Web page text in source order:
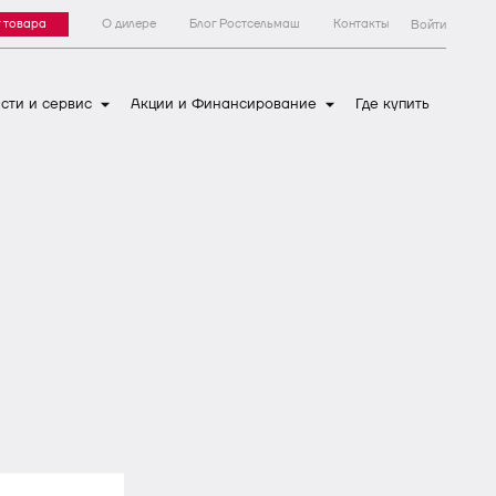
товара О дилере Блог Ростсельмаш Контакты Войти
и сервис Акции и Финансирование Где купить